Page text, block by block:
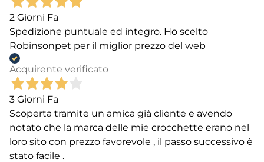
2 Giorni Fa
Spedizione puntuale ed integro. Ho scelto
Robinsonpet per il miglior prezzo del web
Acquirente verificato
3 Giorni Fa
Scoperta tramite un amica già cliente e avendo
notato che la marca delle mie crocchette erano nel
loro sito con prezzo favorevole , il passo successivo è
stato facile .